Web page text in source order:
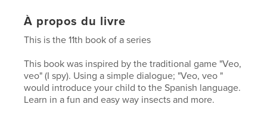
À propos du livre
This is the 11th book of a series
This book was inspired by the traditional game "Veo,
veo" (I spy). Using a simple dialogue; "Veo, veo "
would introduce your child to the Spanish language.
Learn in a fun and easy way insects and more.